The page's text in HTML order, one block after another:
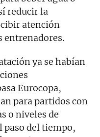
reducir la
atención
entrenadores.
ya se habían
Eurocopa,
para partidos con
o niveles de
paso del tiempo,